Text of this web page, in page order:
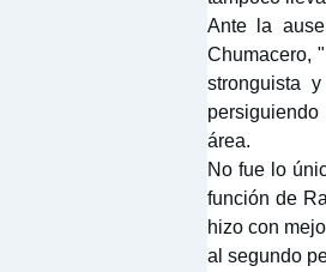
Ante la
Chumacero,
stronguista
área.
No fue lo
función de
hizo con
al segundo